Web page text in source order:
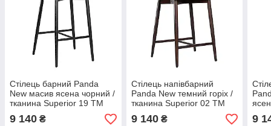
Стілець барний Panda
New масив ясена чорний /
тканина Superior 19 TM
Lovko
9 140 ₴
Стілець напівбарний
Panda New темний горіх /
тканина Superior 02 TM
Lovko
9 140₴
TM
9